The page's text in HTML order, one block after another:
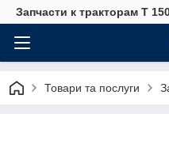
Запчасти к тракторам Т
Товари та послуги